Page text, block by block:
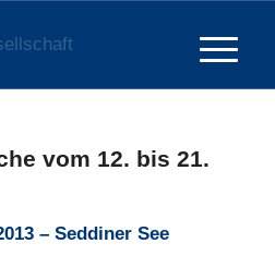
vom 12. bis 21.
– Seddiner See